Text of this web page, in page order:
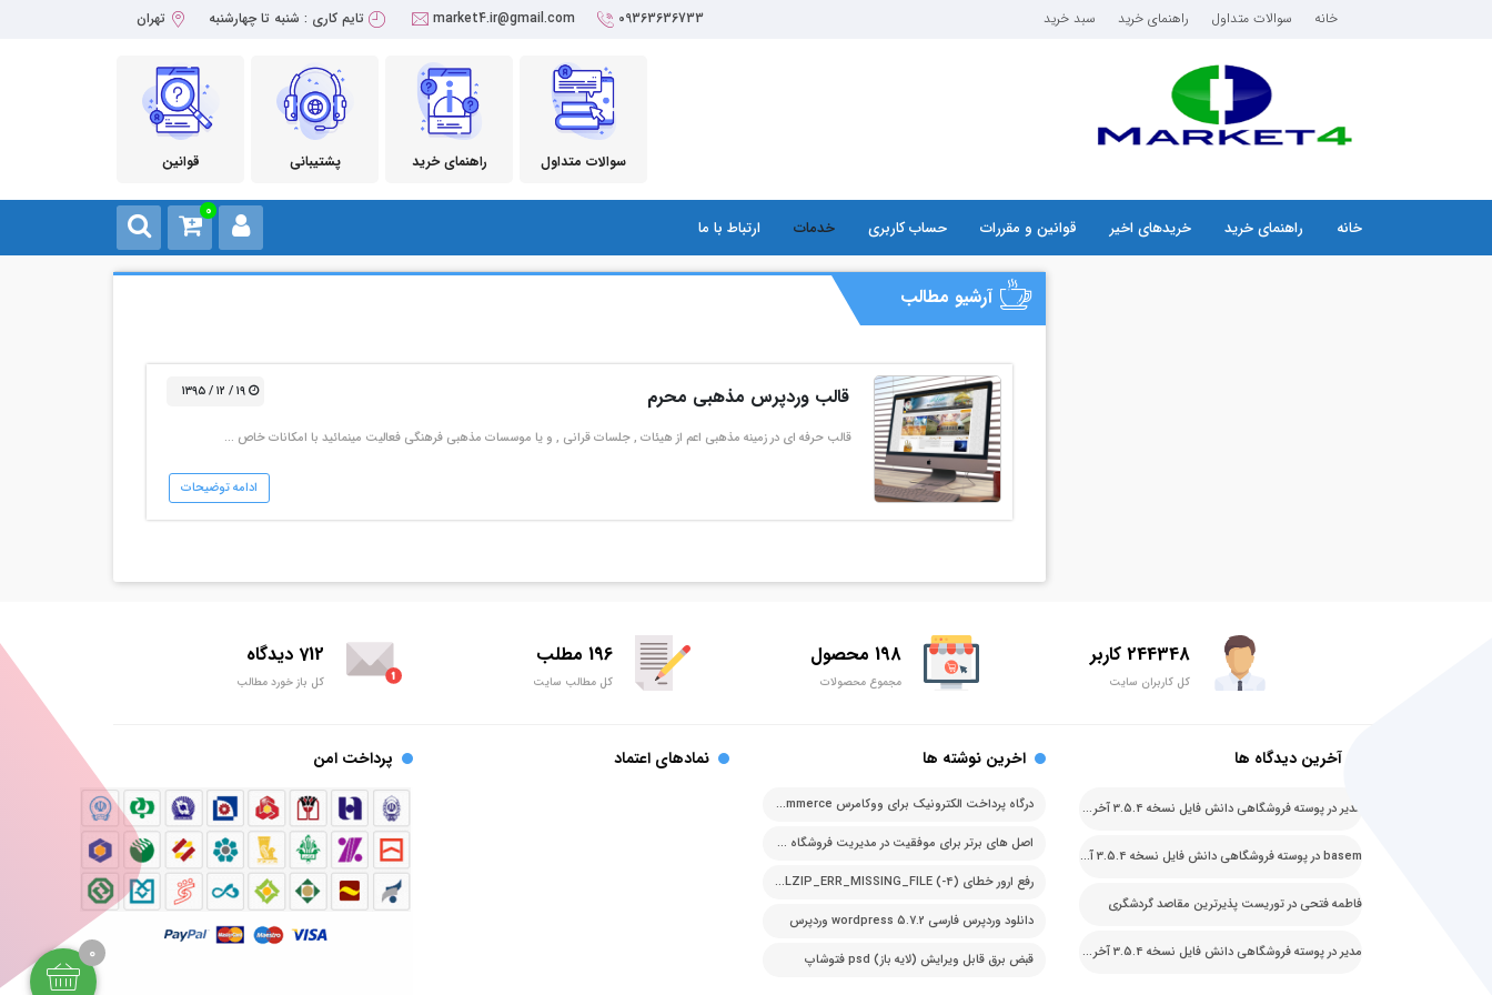
خانه سوالات متداول راهنمای خرید سبد خرید 09363636733
market4.ir@gmail.com تایم کاری : شنبه تا چهارشنبه تهران
قوانین پشتیبانی راهنمای خرید سوالات متداول
خانه راهنمای خرید خریدهای اخیر قوانین و مقررات حساب کاربری خدمات ارتباط با ما
0
آرشیو مطالب
قالب وردپرس مذهبی محرم ۱۹ / ۱۲ / ۱۳۹۵
قالب حرفه ای در زمینه مذهبی اعم از هیئات , جلسات قرانی , و یا موسسات مذهبی فرهنگی فعالیت مینمائید با امکانات خاص …
ادامه توضیحات
244348 کاربر
کل کاربران سایت
198 محصول
مجموع محصولات
196 مطلب
کل مطالب سایت
712 دیدگاه
کل باز خورد مطالب
آخرین دیدگاه ها
مدیردرپوسته فروشگاهی دانش فایل نسخه 3.5.4 آخرین نسخه
basemدرپوسته فروشگاهی دانش فایل نسخه 3.5.4 آخرین نسخه
فاطمه فتحی درتوریست پذیرترین مقاصد گردشگری
مدیردرپوسته فروشگاهی دانش فایل نسخه 3.5.4 آخرین نسخه
اخرین نوشته ها
درگاه پرداخت الکترونیک برای ووکامرس woocommerce
اصل های برتر برای موفقیت در مدیریت فروشگاه آنلاین
رفع ارور خطای PCLZIP_ERR_MISSING_FILE (-4)
دانلود وردپرس فارسی 5.7.2 wordpress وردپرس
قبض برق قابل ویرایش (لایه باز) psd فتوشاپ
نمادهای اعتماد پرداخت امن
0